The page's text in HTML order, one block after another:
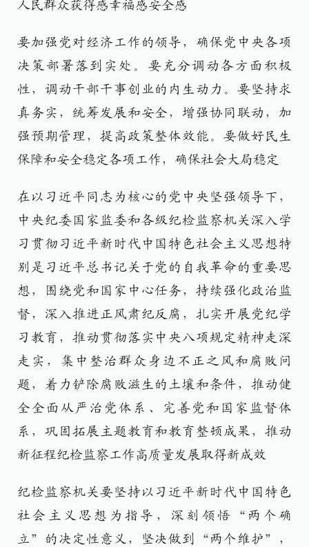
人民群众获得感幸福感安全感
要加强党对经济工作的领导，确保党中央各项
决策部署落到实处。要充分调动各方面积极
性，调动干部干事创业的内生动力。要坚持求
真务实，统筹发展和安全，增强协同联动，加
强预期管理，提高政策整体效能。要做好民生
保障和安全稳定各项工作，确保社会大局稳定
在以习近平同志为核心的党中央坚强领导下，
中央纪委国家监委和各级纪检监察机关深入学
习贯彻习近平新时代中国特色社会主义思想特
别是习近平总书记关于党的自我革命的重要思
想，围绕党和国家中心任务，持续强化政治监
督，深入推进正风肃纪反腐，扎实开展党纪学
习教育，推动贯彻落实中央八项规定精神走深
走实，集中整治群众身边不正之风和腐败问
题，着力铲除腐败滋生的土壤和条件，推动健
全全面从严治党体系、完善党和国家监督体
系，巩固拓展主题教育和教育整顿成果，推动
新征程纪检监察工作高质量发展取得新成效
纪检监察机关要坚持以习近平新时代中国特色
社会主义思想为指导，深刻领悟“两个确
立”的决定性意义，坚决做到“两个维护”，